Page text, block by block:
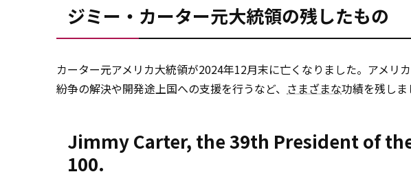
ジミー・カーター元大統領の残したもの
カーター元アメリカ大統領が2024年12月末に亡くなりました。アメリ
紛争の解決や開発途上国への支援を行うなど、 さまざまな功績を残しま
Jimmy Carter, the 39th President of
100.